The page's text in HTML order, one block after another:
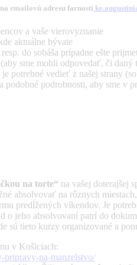
emailovú adresu farnosti
a vaše vierovyznanie
aktuálne bývate
do sobáša prípadne ešte
sme mohli odpovedať, či
potrebné vedieť z našej strany
podobné podrobnosti, aby sme v
na torte“ na vašej doterajšej
absolvovať na rôznych
predĺžených víkendov. Je
o jeho absolvovaní patrí do
sú tieto kurzy organizované a
v Košiciach:
pripravy-na-manzelstvo/